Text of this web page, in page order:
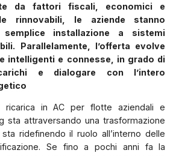
da fattori fiscali, economici e
rinnovabili, le aziende stanno
semplice installazione a sistemi
Parallelamente, l’offerta evolve
intelligenti e connesse, in grado di
e dialogare con l’intero
ricarica in AC per flotte aziendali e
sta attraversando una trasformazione
ridefinendo il ruolo all’interno delle
Se fino a pochi anni fa la